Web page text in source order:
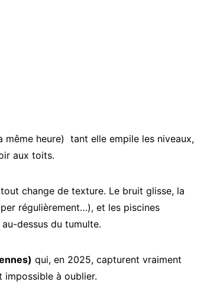
même heure) tant elle empile les niveaux,
aux toits.
change de texture. Le bruit glisse, la
régulièrement…), et les piscines
dessus du tumulte.
qui, en 2025, capturent vraiment
impossible à oublier.